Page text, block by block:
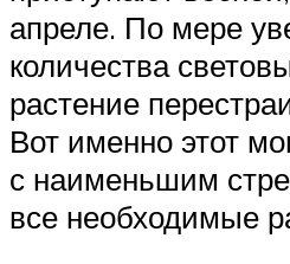
апреле. По мере
количества
растение
Вот именно этот
с наименьшим
все необходимые